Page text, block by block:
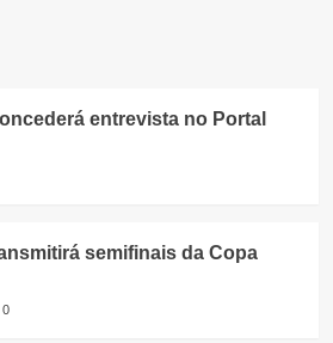
entrevista no Portal
semifinais da Copa
0